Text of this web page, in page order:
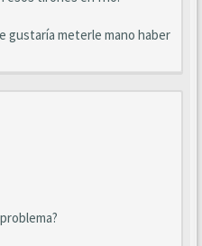
gustaría meterle mano haber